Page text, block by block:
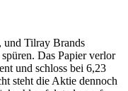
und Tilray Brands
Das Papier verlor
und schloss bei 6,23
steht die Aktie dennoch